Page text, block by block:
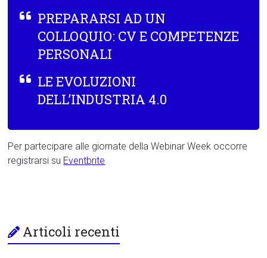
PREPARARSI AD UN
COLLOQUIO: CV E COMPETENZE
PERSONALI
LE EVOLUZIONI
DELL’INDUSTRIA 4.0
Per partecipare alle giornate della Webinar Week occorre
registrarsi su Eventbrite
Articoli recenti